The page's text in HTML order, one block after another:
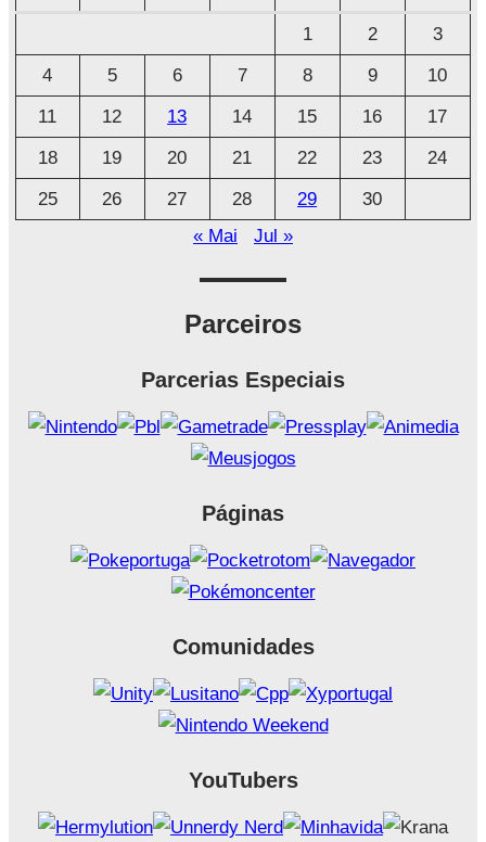
v
o
1 2
3
4
5 6 7 8 9
10
11
12 13 14 15 16
17
18
19 20 21 22 23
24
25
26 27 28 29
30
« Mai
Jul »
Parceiros
Parcerias Especiais
Páginas
Comunidades
YouTubers